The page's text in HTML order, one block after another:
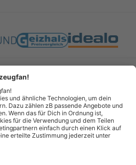
Widerruf Vertrag widerrufen
- Alle Rechte vorbehalten. powered by